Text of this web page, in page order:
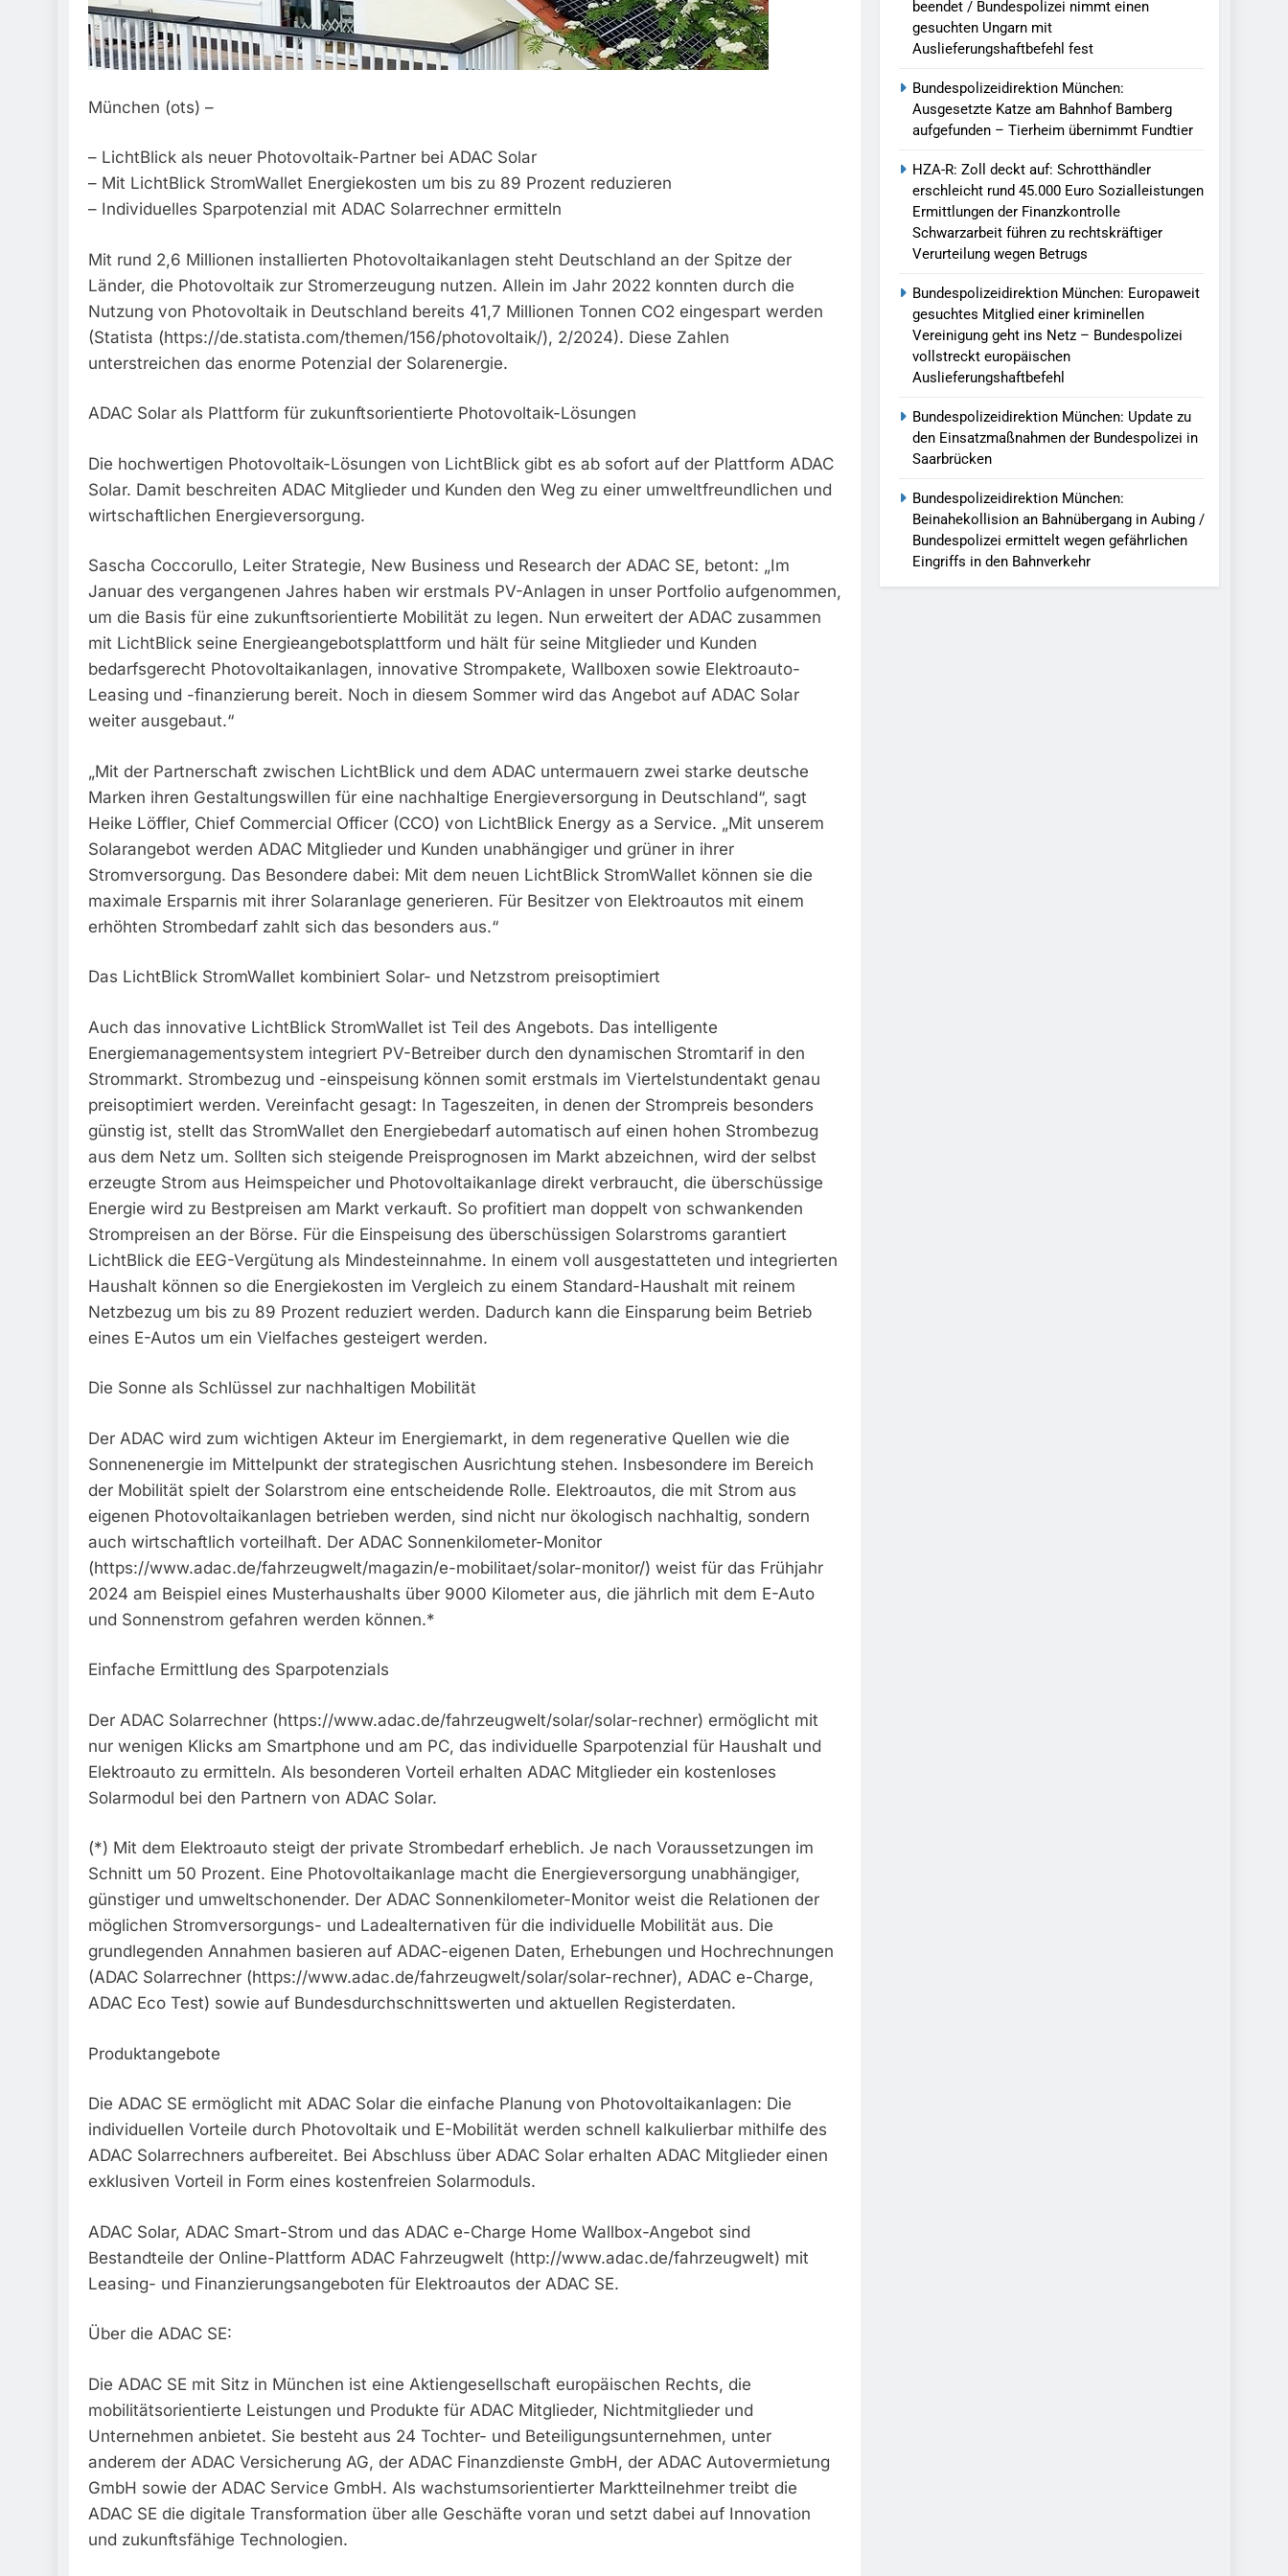
München (ots) –
– LichtBlick als neuer Photovoltaik-Partner bei ADAC Solar
– Mit LichtBlick StromWallet Energiekosten um bis zu 89 Prozent reduzieren
– Individuelles Sparpotenzial mit ADAC Solarrechner ermitteln
Mit rund 2,6 Millionen installierten Photovoltaikanlagen steht Deutschland an der Spitze der
Länder, die Photovoltaik zur Stromerzeugung nutzen. Allein im Jahr 2022 konnten durch die
Nutzung von Photovoltaik in Deutschland bereits 41,7 Millionen Tonnen CO2 eingespart werden
(Statista (https://de.statista.com/themen/156/photovoltaik/), 2/2024). Diese Zahlen
unterstreichen das enorme Potenzial der Solarenergie.
ADAC Solar als Plattform für zukunftsorientierte Photovoltaik-Lösungen
Die hochwertigen Photovoltaik-Lösungen von LichtBlick gibt es ab sofort auf der Plattform ADAC
Solar. Damit beschreiten ADAC Mitglieder und Kunden den Weg zu einer umweltfreundlichen und
wirtschaftlichen Energieversorgung.
Sascha Coccorullo, Leiter Strategie, New Business und Research der ADAC SE, betont: „Im
Januar des vergangenen Jahres haben wir erstmals PV-Anlagen in unser Portfolio aufgenommen,
um die Basis für eine zukunftsorientierte Mobilität zu legen. Nun erweitert der ADAC zusammen
mit LichtBlick seine Energieangebotsplattform und hält für seine Mitglieder und Kunden
bedarfsgerecht Photovoltaikanlagen, innovative Strompakete, Wallboxen sowie Elektroauto-
Leasing und -finanzierung bereit. Noch in diesem Sommer wird das Angebot auf ADAC Solar
weiter ausgebaut.“
„Mit der Partnerschaft zwischen LichtBlick und dem ADAC untermauern zwei starke deutsche
Marken ihren Gestaltungswillen für eine nachhaltige Energieversorgung in Deutschland“, sagt
Heike Löffler, Chief Commercial Officer (CCO) von LichtBlick Energy as a Service. „Mit unserem
Solarangebot werden ADAC Mitglieder und Kunden unabhängiger und grüner in ihrer
Stromversorgung. Das Besondere dabei: Mit dem neuen LichtBlick StromWallet können sie die
maximale Ersparnis mit ihrer Solaranlage generieren. Für Besitzer von Elektroautos mit einem
erhöhten Strombedarf zahlt sich das besonders aus.“
Das LichtBlick StromWallet kombiniert Solar- und Netzstrom preisoptimiert
Auch das innovative LichtBlick StromWallet ist Teil des Angebots. Das intelligente
Energiemanagementsystem integriert PV-Betreiber durch den dynamischen Stromtarif in den
Strommarkt. Strombezug und -einspeisung können somit erstmals im Viertelstundentakt genau
preisoptimiert werden. Vereinfacht gesagt: In Tageszeiten, in denen der Strompreis besonders
günstig ist, stellt das StromWallet den Energiebedarf automatisch auf einen hohen Strombezug
aus dem Netz um. Sollten sich steigende Preisprognosen im Markt abzeichnen, wird der selbst
erzeugte Strom aus Heimspeicher und Photovoltaikanlage direkt verbraucht, die überschüssige
Energie wird zu Bestpreisen am Markt verkauft. So profitiert man doppelt von schwankenden
Strompreisen an der Börse. Für die Einspeisung des überschüssigen Solarstroms garantiert
LichtBlick die EEG-Vergütung als Mindesteinnahme. In einem voll ausgestatteten und integrierten
Haushalt können so die Energiekosten im Vergleich zu einem Standard-Haushalt mit reinem
Netzbezug um bis zu 89 Prozent reduziert werden. Dadurch kann die Einsparung beim Betrieb
eines E-Autos um ein Vielfaches gesteigert werden.
Die Sonne als Schlüssel zur nachhaltigen Mobilität
Der ADAC wird zum wichtigen Akteur im Energiemarkt, in dem regenerative Quellen wie die
Sonnenenergie im Mittelpunkt der strategischen Ausrichtung stehen. Insbesondere im Bereich
der Mobilität spielt der Solarstrom eine entscheidende Rolle. Elektroautos, die mit Strom aus
eigenen Photovoltaikanlagen betrieben werden, sind nicht nur ökologisch nachhaltig, sondern
auch wirtschaftlich vorteilhaft. Der ADAC Sonnenkilometer-Monitor
(https://www.adac.de/fahrzeugwelt/magazin/e-mobilitaet/solar-monitor/) weist für das Frühjahr
2024 am Beispiel eines Musterhaushalts über 9000 Kilometer aus, die jährlich mit dem E-Auto
und Sonnenstrom gefahren werden können.*
Einfache Ermittlung des Sparpotenzials
Der ADAC Solarrechner (https://www.adac.de/fahrzeugwelt/solar/solar-rechner) ermöglicht mit
nur wenigen Klicks am Smartphone und am PC, das individuelle Sparpotenzial für Haushalt und
Elektroauto zu ermitteln. Als besonderen Vorteil erhalten ADAC Mitglieder ein kostenloses
Solarmodul bei den Partnern von ADAC Solar.
(*) Mit dem Elektroauto steigt der private Strombedarf erheblich. Je nach Voraussetzungen im
Schnitt um 50 Prozent. Eine Photovoltaikanlage macht die Energieversorgung unabhängiger,
günstiger und umweltschonender. Der ADAC Sonnenkilometer-Monitor weist die Relationen der
möglichen Stromversorgungs- und Ladealternativen für die individuelle Mobilität aus. Die
grundlegenden Annahmen basieren auf ADAC-eigenen Daten, Erhebungen und Hochrechnungen
(ADAC Solarrechner (https://www.adac.de/fahrzeugwelt/solar/solar-rechner), ADAC e-Charge,
ADAC Eco Test) sowie auf Bundesdurchschnittswerten und aktuellen Registerdaten.
Produktangebote
Die ADAC SE ermöglicht mit ADAC Solar die einfache Planung von Photovoltaikanlagen: Die
individuellen Vorteile durch Photovoltaik und E-Mobilität werden schnell kalkulierbar mithilfe des
ADAC Solarrechners aufbereitet. Bei Abschluss über ADAC Solar erhalten ADAC Mitglieder einen
exklusiven Vorteil in Form eines kostenfreien Solarmoduls.
ADAC Solar, ADAC Smart-Strom und das ADAC e-Charge Home Wallbox-Angebot sind
Bestandteile der Online-Plattform ADAC Fahrzeugwelt (http://www.adac.de/fahrzeugwelt) mit
Leasing- und Finanzierungsangeboten für Elektroautos der ADAC SE.
Über die ADAC SE:
Die ADAC SE mit Sitz in München ist eine Aktiengesellschaft europäischen Rechts, die
mobilitätsorientierte Leistungen und Produkte für ADAC Mitglieder, Nichtmitglieder und
Unternehmen anbietet. Sie besteht aus 24 Tochter- und Beteiligungsunternehmen, unter
anderem der ADAC Versicherung AG, der ADAC Finanzdienste GmbH, der ADAC Autovermietung
GmbH sowie der ADAC Service GmbH. Als wachstumsorientierter Marktteilnehmer treibt die
ADAC SE die digitale Transformation über alle Geschäfte voran und setzt dabei auf Innovation
und zukunftsfähige Technologien.
beendet / Bundespolizei nimmt einen
gesuchten Ungarn mit
Auslieferungshaftbefehl fest
Bundespolizeidirektion München:
Ausgesetzte Katze am Bahnhof Bamberg
aufgefunden – Tierheim übernimmt Fundtier
HZA-R: Zoll deckt auf: Schrotthändler
erschleicht rund 45.000 Euro Sozialleistungen
Ermittlungen der Finanzkontrolle
Schwarzarbeit führen zu rechtskräftiger
Verurteilung wegen Betrugs
Bundespolizeidirektion München: Europaweit
gesuchtes Mitglied einer kriminellen
Vereinigung geht ins Netz – Bundespolizei
vollstreckt europäischen
Auslieferungshaftbefehl
Bundespolizeidirektion München: Update zu
den Einsatzmaßnahmen der Bundespolizei in
Saarbrücken
Bundespolizeidirektion München:
Beinahekollision an Bahnübergang in Aubing /
Bundespolizei ermittelt wegen gefährlichen
Eingriffs in den Bahnverkehr